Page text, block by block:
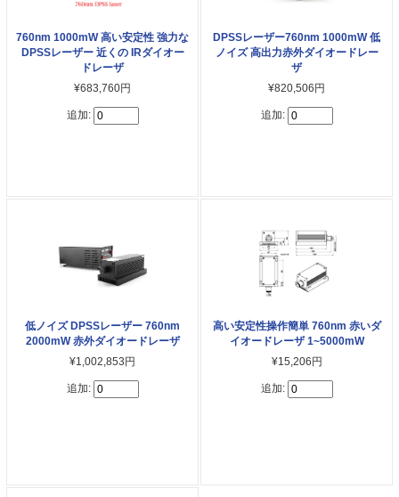
760nm 1000mW 高い安定性 強力な
DPSSレーザー 近くの IRダイオー
ドレーザ
¥683,760円
追加:
DPSSレーザー760nm 1000mW 低
ノイズ 高出力赤外ダイオードレー
ザ
¥820,506円
追加:
低ノイズ DPSSレーザー 760nm
2000mW 赤外ダイオードレーザ
¥1,002,853円
追加:
高い安定性操作簡単 760nm 赤いダ
イオードレーザ 1~5000mW
¥15,206円
追加: